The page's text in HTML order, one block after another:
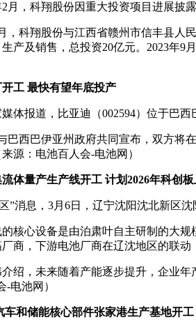
月，科翔股份因重大投资项目进展披
，科翔股份与江西省赣州市信丰县人
产及销售，总投资20亿元。2023年
工 最快有望年底投产
体报道，比亚迪（002594）位于巴
巴西巴伊亚州政府共同宣布，双方将
源：电池百人会-电池网）
体量产生产线开工 计划2026年科创
”消息，3月6日，辽宁沈阳沈北新区
核心设备是由泊肃叶自主研制的大
商，下游电池厂商在辽沈地区的联动
绍，未来随着产能逐步提升，企业
-电池网）
车和储能核心部件张家港生产基地开工